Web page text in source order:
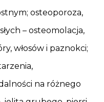
osteoporoza,
– osteomolacja,
włosów i paznokci;
na różnego